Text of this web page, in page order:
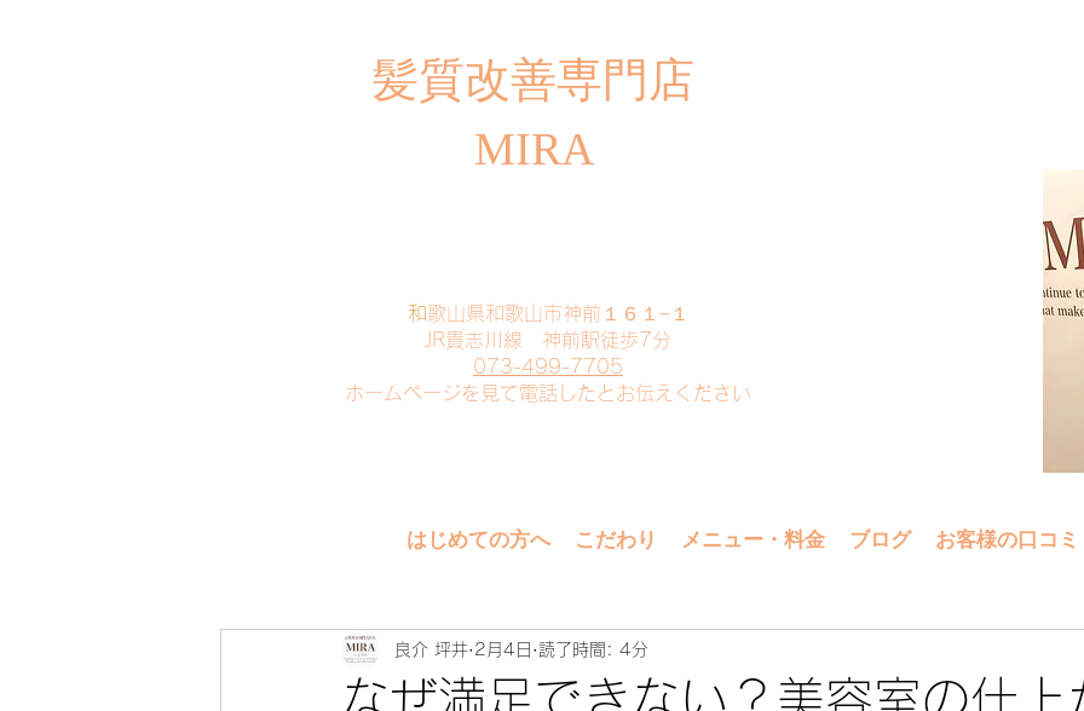
​髪質改善専門店
MIRA
​和歌山県和歌山市神前１６１−１
JR貴志川線 神前駅徒歩7分
073-499-7705
​ホームページを見て電話したとお伝えください
はじめての方へ こだわり メニュー・料金 ブログ お客様の口コミ
なぜ満足できない？美容室の仕上
良介 坪井 2月4日 読了時間: 4分